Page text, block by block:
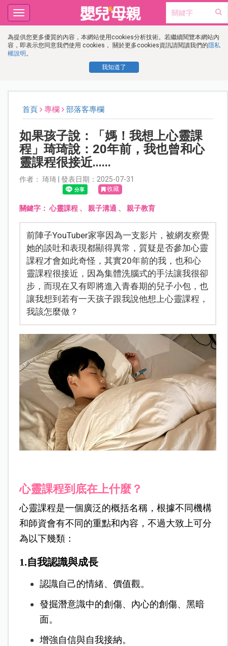
為提供您更多優質的內容，本網站使用cookies分析技術。若繼續閱覽本網站內
容，即表示您同意我們使用 cookies， 關於更多cookies資訊請閱讀我們的隱私
權說明 。
我知道了
Toggle
navigation
首頁 專欄 部落客專欄
如果孩子說：「媽！我想上心靈課
程」琦琦說：20年前，我也曾和心
靈課程很接近......
作者： 琦琦 | 發表日期：2025-07-31
收藏
關鍵字： 心靈課程、 親子溝通 、 親子教育
前陣子YouTuber家寧因為一支影片，被網友察覺
她的談吐和表現都顯得異常，質疑是否參加心靈
課程才會如此奇怪，其實20年前的我，也和心
靈課程很接近，因為集體洗腦式的手法讓我很卻
步，而現在又有即將進入青春期的兒子小包，也
讓我想到若有一天孩子跟我說他想上心靈課程，
我該怎麼做？
心靈課程到底在上什麼？
心靈課程是一個廣泛的概括名稱，根據不同機構
和師資會有不同的重點和內容，不過大致上可分
為以下幾類：
1.自我認識與成長
認識自己的情緒、價值觀。
發掘潛意識中的創傷、內心的創傷、黑暗
面。
增強自信與自我接納。